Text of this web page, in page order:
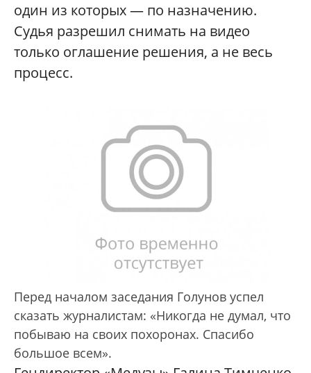
один из которых — по назначению.
Судья разрешил снимать на видео
только оглашение решения, а не весь
процесс.
Перед началом заседания Голунов успел
сказать журналистам: «Никогда не думал, что
побываю на своих похоронах. Спасибо
большое всем».